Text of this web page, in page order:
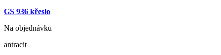
GS 936 křeslo
Na objednávku
antracit